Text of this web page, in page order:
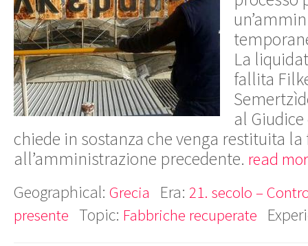
La
fallita
al
chiede in sostanza che venga restituita
all’amministrazione precedente. read
Geographical: Grecia Era: 21. secolo –
presente Topic: Fabbriche recuperate